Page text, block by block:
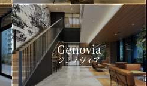
Genovia
ジェノヴィア